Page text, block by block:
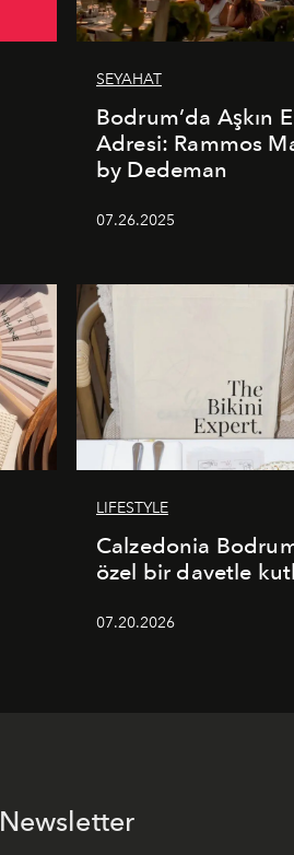
SEYAHAT
Bodrum’da Aşkın
Adresi: Rammos
by Dedeman
07.26.2025
LIFESTYLE
Calzedonia
özel bir davetle
07.20.2026
Newsletter